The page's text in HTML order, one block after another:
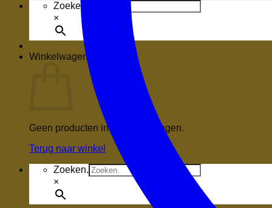
Zoeken.
×
Winkelwagen
Geen producten in de winkelwagen.
Terug naar winkel
Zoeken.
×